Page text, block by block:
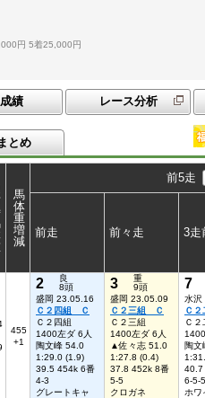
円 5着25,000円
績 レース分析
とめ
馬
体
重
増
減
前5走
前走 前々走 3走
455
+1
2
良
8頭
盛岡 23.05.16
Ｃ２四組 Ｃ
Ｃ２四組
1400左ダ 6人
陶文峰 54.0
1:29.0 (1.9)
39.5 454k 6番
4-3
グレートキャ
3
重
9頭
盛岡 23.05.09
Ｃ２三組 Ｃ
Ｃ２三組
1400左ダ 6人
▲佐々志 51.0
1:27.8 (0.4)
37.8 452k 8番
5-5
クロガネ
7
水沢
Ｃ
Ｃ２
陶文
40.7
6-5-
ホワ